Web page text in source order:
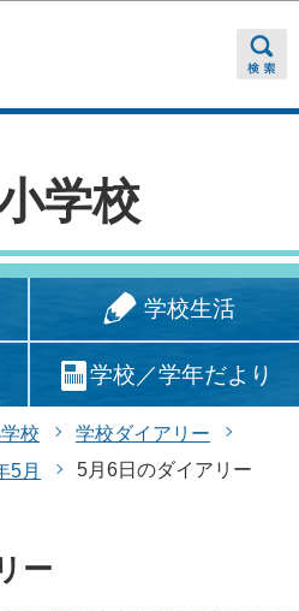
学校
学校生活
学校／学年だより
校
学校ダイアリー
5月 5月6日のダイアリー
ー